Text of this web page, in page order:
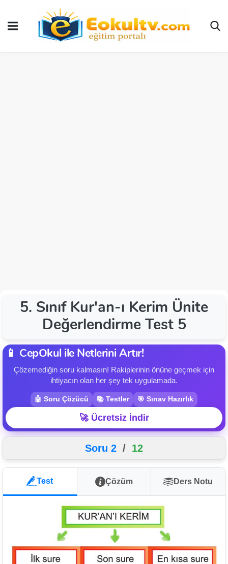
5. Sınıf Kur'an-ı Kerim Ünite
Değerlendirme Test 5
📱 CepOkul ile Netlerini Artır!
Çözemediğin soru kalmasın! Rakiplerinin önüne geçmek için
ihtiyacın olan her şey tek uygulamada.
🤖 Soru Çözücü 📚 Testler 🎯 Sınav Hazırlık
🚀 Ücretsiz İndir
Soru 2 / 12
Test Çözüm Ders Notu